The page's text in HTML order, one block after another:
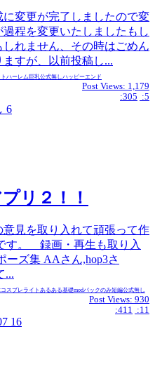
変更が完了しましたので変
程を変更いたしましたもし
れません、その時はごめん
すが、以前投稿し...
ハーレム巨乳公式無しハッピーエンド
Post Views: 1,179
:305 :5
6
リ２！！
見を取り入れて頑張って作
す。 録画・再生も取り入
ーズ集 AAさん,hop3さ
...
コスプレ ライト あるある基礎modパックのみ短編公式無し
Post Views: 930
:411 :11
16